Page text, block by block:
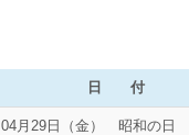
日 付
04月29日（金） 昭和の日